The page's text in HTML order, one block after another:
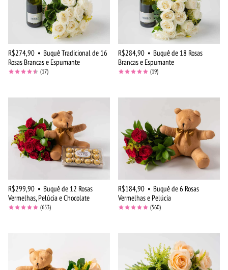
R$274,90 • Buquê Tradicional de 16
Rosas Brancas e Espumante
(17)
R$284,90 • Buquê de 18 Rosas
Brancas e Espumante
(19)
R$299,90 • Buquê de 12 Rosas
Vermelhas, Pelúcia e Chocolate
(653)
R$184,90 • Buquê de 6 Rosas
Vermelhas e Pelúcia
(560)